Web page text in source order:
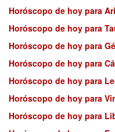
Horóscopo de hoy para
Horóscopo de hoy para
Horóscopo de hoy para
Horóscopo de hoy para
Horóscopo de hoy para
Horóscopo de hoy para
Horóscopo de hoy para